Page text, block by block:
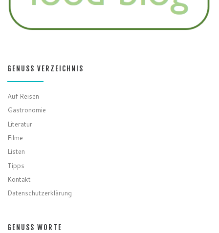
GENUSS VERZEICHNIS
Auf Reisen
Gastronomie
Literatur
Filme
Listen
Tipps
Kontakt
Datenschutzerklärung
GENUSS WORTE